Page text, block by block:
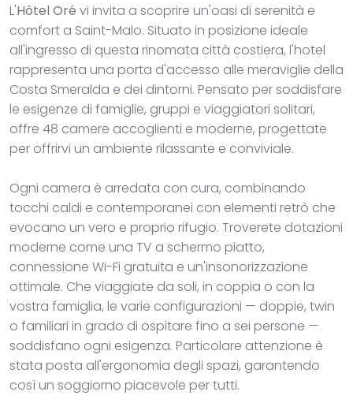
L'Hôtel Oré vi invita a scoprire un'oasi di serenità e
comfort a Saint-Malo. Situato in posizione ideale
all'ingresso di questa rinomata città costiera, l'hotel
rappresenta una porta d'accesso alle meraviglie della
Costa Smeralda e dei dintorni. Pensato per soddisfare
le esigenze di famiglie, gruppi e viaggiatori solitari,
offre 48 camere accoglienti e moderne, progettate
per offrirvi un ambiente rilassante e conviviale.
Ogni camera è arredata con cura, combinando
tocchi caldi e contemporanei con elementi retrò che
evocano un vero e proprio rifugio. Troverete dotazioni
moderne come una TV a schermo piatto,
connessione Wi-Fi gratuita e un'insonorizzazione
ottimale. Che viaggiate da soli, in coppia o con la
vostra famiglia, le varie configurazioni — doppie, twin
o familiari in grado di ospitare fino a sei persone —
soddisfano ogni esigenza. Particolare attenzione è
stata posta all'ergonomia degli spazi, garantendo
così un soggiorno piacevole per tutti.